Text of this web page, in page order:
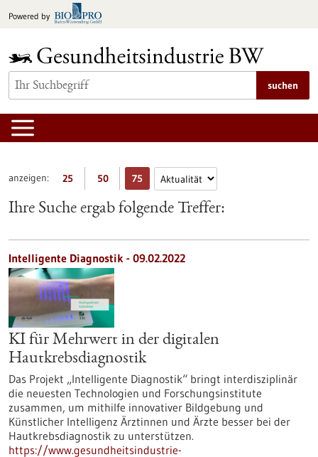
Inhalt
Powered by
suchen
anzeigen: 25 50 75
Ihre Suche ergab folgende Treffer:
Intelligente Diagnostik - 09.02.2022
KI für Mehrwert in der digitalen
Hautkrebsdiagnostik
Das Projekt „Intelligente Diagnostik“ bringt interdisziplinär
die neuesten Technologien und Forschungsinstitute
zusammen, um mithilfe innovativer Bildgebung und
Künstlicher Intelligenz Ärztinnen und Ärzte besser bei der
Hautkrebsdiagnostik zu unterstützen.
https://www.gesundheitsindustrie-